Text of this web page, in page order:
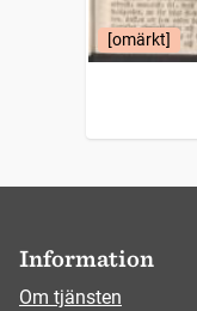
[omärkt]
Information
Om tjänsten